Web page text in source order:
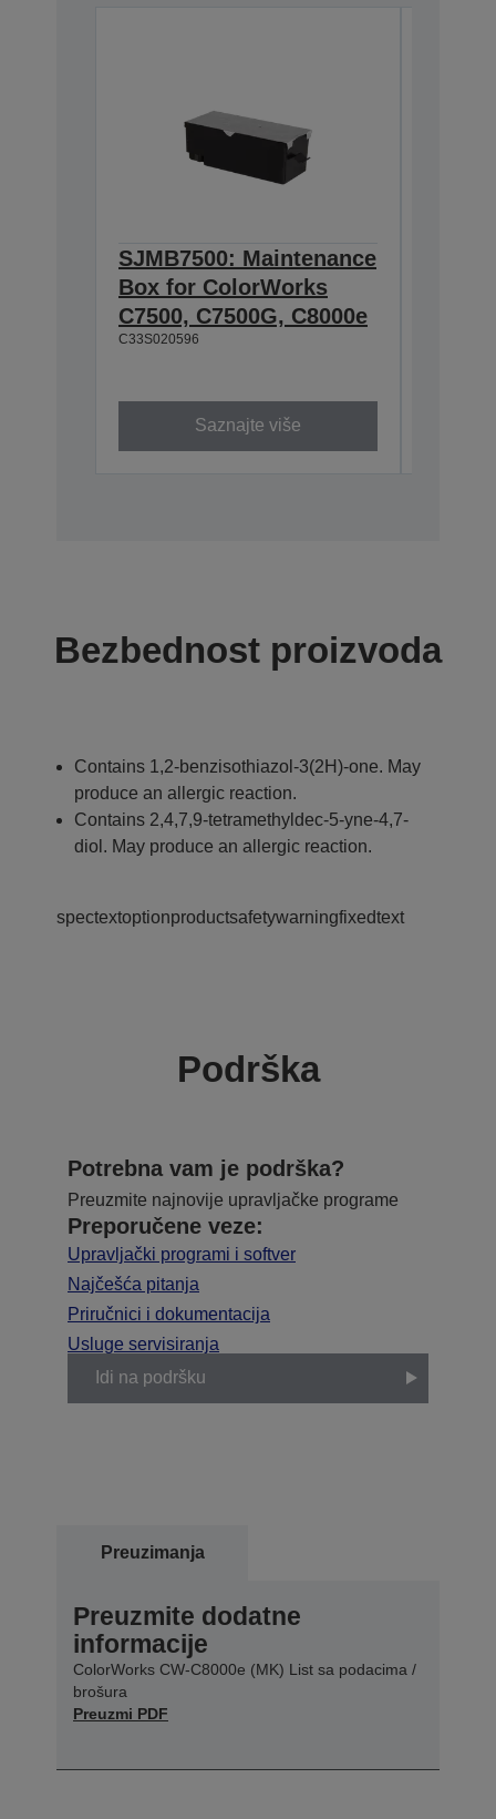
SJMB7500: Maintenance
Box for ColorWorks
C7500, C7500G, C8000e
C33S020596
Saznajte više
Bezbednost proizvoda
Contains 1,2-benzisothiazol-3(2H)-one. May
produce an allergic reaction.
Contains 2,4,7,9-tetramethyldec-5-yne-4,7-
diol. May produce an allergic reaction.
spectextoptionproductsafetywarningfixedtext
Podrška
Potrebna vam je podrška?
Preuzmite najnovije upravljačke programe
Preporučene veze:
Upravljački programi i softver
Najčešća pitanja
Priručnici i dokumentacija
Usluge servisiranja
Idi na podršku
Preuzimanja
Preuzmite dodatne
informacije
ColorWorks CW-C8000e (MK) List sa podacima /
brošura
Preuzmi PDF